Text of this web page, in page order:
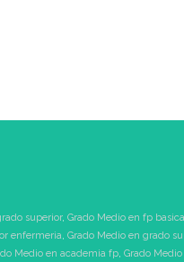
superior, Grado Medio en fp basica
enfermeria, Grado Medio en grado
Medio en academia fp, Grado